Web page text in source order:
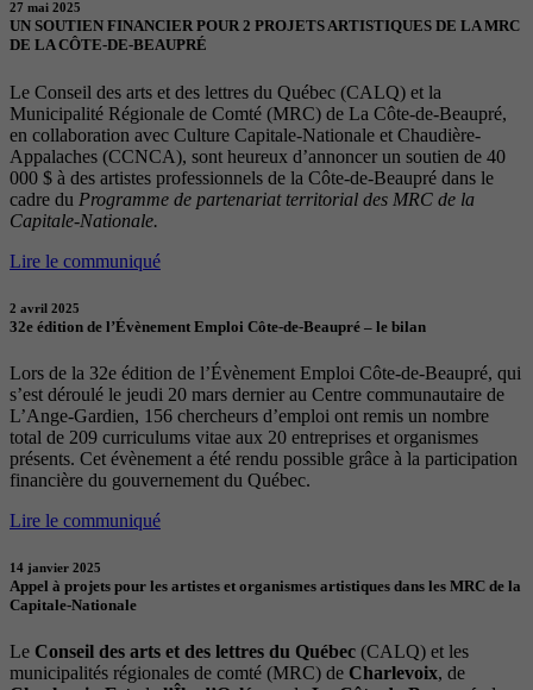
27 mai 2025
UN SOUTIEN FINANCIER POUR 2 PROJETS ARTISTIQUES DE LA MRC
DE LA CÔTE-DE-BEAUPRÉ
Le Conseil des arts et des lettres du Québec (CALQ) et la
Municipalité Régionale de Comté (MRC) de La Côte-de-Beaupré,
en collaboration avec Culture Capitale-Nationale et Chaudière-
Appalaches (CCNCA), sont heureux d’annoncer un soutien de 40
000 $ à des artistes professionnels de la Côte-de-Beaupré dans le
cadre du Programme de partenariat territorial des MRC de la
Capitale-Nationale.
Lire le communiqué
2 avril 2025
32e édition de l’Évènement Emploi Côte-de-Beaupré – le bilan
Lors de la 32e édition de l’Évènement Emploi Côte-de-Beaupré, qui
s’est déroulé le jeudi 20 mars dernier au Centre communautaire de
L’Ange-Gardien, 156 chercheurs d’emploi ont remis un nombre
total de 209 curriculums vitae aux 20 entreprises et organismes
présents. Cet évènement a été rendu possible grâce à la participation
financière du gouvernement du Québec.
Lire le communiqué
14 janvier 2025
Appel à projets pour les artistes et organismes artistiques dans les MRC de la
Capitale-Nationale
Le Conseil des arts et des lettres du Québec (CALQ) et les
municipalités régionales de comté (MRC) de Charlevoix, de